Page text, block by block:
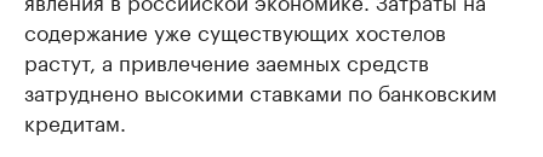
содержание уже существующих хостелов
растут, а привлечение заемных средств
затруднено высокими ставками по банковским
кредитам.